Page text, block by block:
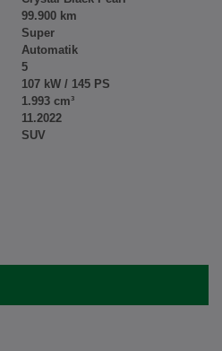
Crystal Black Pearl
99.900 km
Super
Automatik
5
107 kW / 145 PS
1.993 cm³
11.2022